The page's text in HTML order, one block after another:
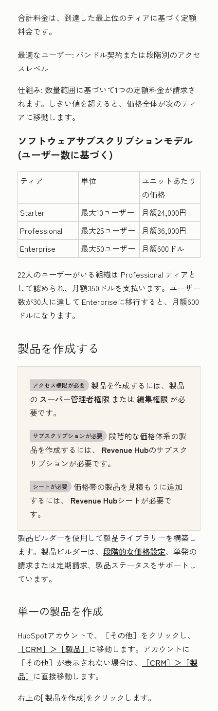
合計料金は、到達した最上位のティアに基づく定額
料金です。
最適なユーザー: バンドル契約または段階別のアクセ
スレベル
仕組み: 数量範囲に基づいて1つの定額料金が請求さ
れます。しきい値を超えると、価格全体が次のティ
アに移動します。
ソフトウェアサブスクリプションモデル
(ユーザー数に基づく)
ティア 単位
ユニットあたり
の価格
Starter
最大10ユーザー
月額24,000円
Professional
最大25ユーザー
月額36,000円
Enterprise
最大50ユーザー 月額600ドル
22人のユーザーがいる組織は Professional ティアと
して認められ、月額350ドルを支払います。ユーザー
数が30人に達して Enterpriseに移行すると、月額600
ドルになります。
製品を作成する
アクセス権限が必要
製品を作成するには、製品
の スーパー管理者権限 または 編集権限 が必
要です。
サブスクリプションが必要
段階的な価格体系の製
品を作成するには、 Revenue Hubのサブスク
リプションが必要です。
シートが必要
価格帯の製品を見積もりに追加
するには、 Revenue Hubシートが必要で
す。
製品ビルダーを使用して製品ライブラリーを構築し
ます。製品ビルダーは、 段階的な価格設定、単発の
請求または定期請求、製品ステータスをサポートし
ています。
単一の製品を作成
HubSpotアカウントで、
［その他］をクリックし、
［CRM］＞ ［製品］ に移動します。アカウントに
［その他］が表示されない場合は、
［CRM］＞ ［製
品］ に直接移動します。
右上の[製品を作成]をクリックします。